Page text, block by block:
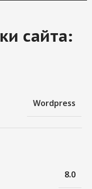
сайта:
Wordpress
8.0